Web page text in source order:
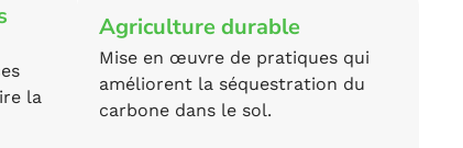
la
Agriculture durable
Mise en œuvre de pratiques qui
améliorent la séquestration du
carbone dans le sol.